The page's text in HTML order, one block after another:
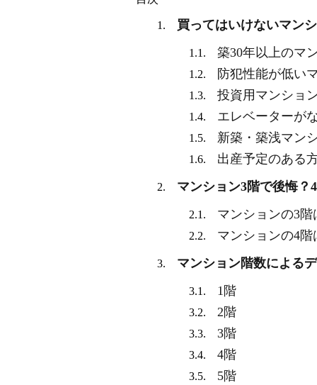
1. 買ってはいけないマン
1.1. 築30年以上のマ
1.2. 防犯性能が低い
1.3. 投資用マンショ
1.4. エレベーターが
1.5. 新築・築浅マン
1.6. 出産予定のある
2. マンション3階で後悔？
2.1. マンションの3
2.2. マンションの4
3. マンション階数による
3.1. 1階
3.2. 2階
3.3. 3階
3.4. 4階
3.5. 5階